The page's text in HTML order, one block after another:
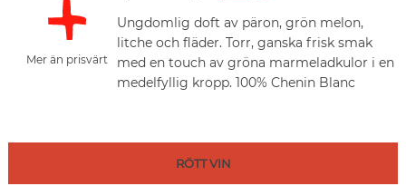
Mer än prisvärt
Ungdomlig doft av päron, grön melon,
litche och fläder. Torr, ganska frisk smak
med en touch av gröna marmeladkulor i en
medelfyllig kropp. 100% Chenin Blanc
RÖTT VIN